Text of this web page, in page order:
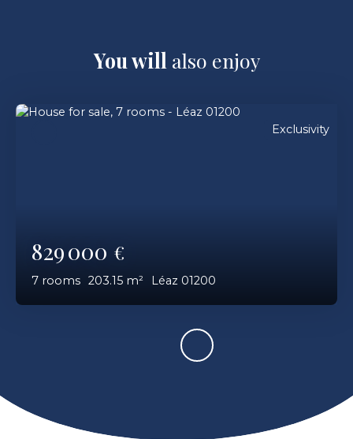
You will also enjoy
829 000 €
7 rooms 203.15 m² Léaz 01200
Exclusivity